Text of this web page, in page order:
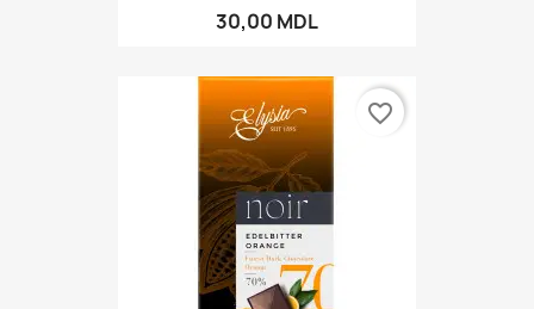
30,00 MDL
favorite_border